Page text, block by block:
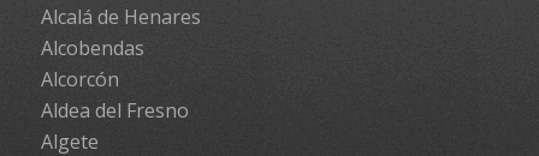
Alcalá de Henares
Alcobendas
Alcorcón
Aldea del Fresno
Algete